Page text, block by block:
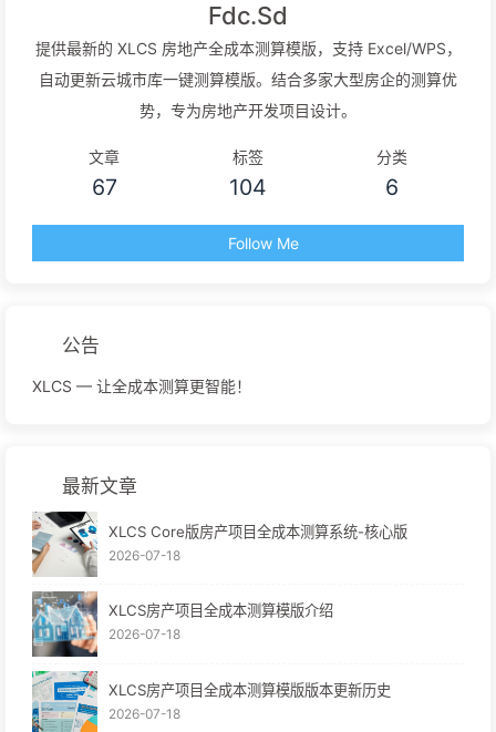
Fdc.Sd
提供最新的 XLCS 房地产全成本测算模版，支持 Excel/WPS，
自动更新云城市库一键测算模版。结合多家大型房企的测算优
势，专为房地产开发项目设计。
文章
67
标签
104
分类
6
Follow Me
公告
XLCS — 让全成本测算更智能！
最新文章
XLCS Core版房产项目全成本测算系统-核心版
2026-07-18
XLCS房产项目全成本测算模版介绍
2026-07-18
XLCS房产项目全成本测算模版版本更新历史
2026-07-18